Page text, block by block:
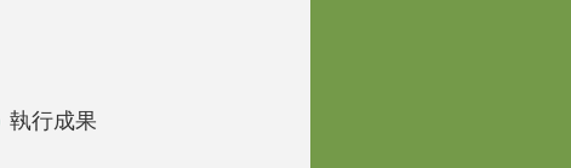
執行成果